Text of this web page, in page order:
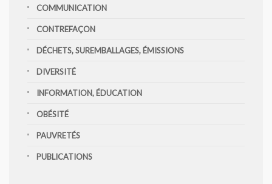
COMMUNICATION
CONTREFAÇON
DÉCHETS, SUREMBALLAGES, ÉMISSIONS
DIVERSITÉ
INFORMATION, ÉDUCATION
OBÉSITÉ
PAUVRETÉS
PUBLICATIONS